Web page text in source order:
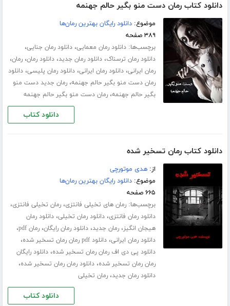
دانلود کتاب رمان دست منو بگیر حالم جهنمه
موضوع:دانلود رایگان بهترین رمان‌ها
۳۸۹ صفحه
برچسب‌ها:دانلود رمان معمایی،دانلود رمان جنایی،
دانلود رمان ترسناک،دانلود رمان جدید،دانلود رمان،رمان،
رمان ایرانی،دانلود رمان ایرانی،دانلود رمان پلیسی،دانلود
رمان دست منو بگیر حالم جهنمه،رمان جدید دست منو
بگیر حالم جهنمه،رمان دست منو بگیر حالم جهنمه
دانلود کتاب
دانلود کتاب رمان تسخیر شده
از:هدی موتورچی
موضوع:دانلود رایگان بهترین رمان‌ها
۶۶۵ صفحه
برچسب‌ها:رمان های تخیلی فانتزی،رمان تخیلی فانتزی،
دانلود رمان فانتزی،دانلود رمان تخیلی،دانلود رمان
هیجان انگیز،رمان جدید،دانلود رمان رایگان،رمان pdf ،
دانلود رمان ایرانی،دانلود pdf رمان رمان تسخیر شده ،
دانلود پی دی اف رمان رمان تسخیر شده،دانلود رایگان
رمان رمان تسخیر شده،دانلود رمان رمان تسخیر شده،
دانلود رمان جدید،رمان تخیلی
دانلود کتاب